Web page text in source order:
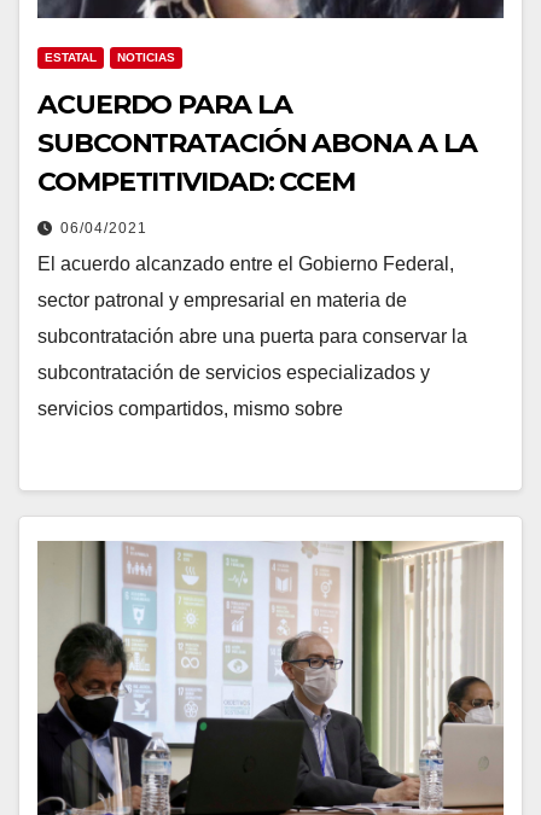
ESTATAL NOTICIAS
ACUERDO PARA LA
SUBCONTRATACIÓN ABONA A LA
COMPETITIVIDAD: CCEM
06/04/2021
El acuerdo alcanzado entre el Gobierno Federal,
sector patronal y empresarial en materia de
subcontratación abre una puerta para conservar la
subcontratación de servicios especializados y
servicios compartidos, mismo sobre